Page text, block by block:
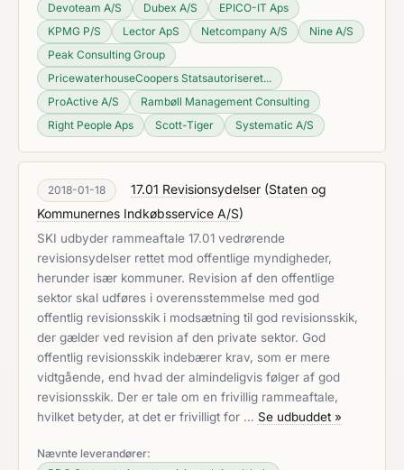
Devoteam A/S
Dubex A/S
EPICO-IT Aps
KPMG P/S
Lector ApS Netcompany A/S
Nine A/S
Peak Consulting Group
PricewaterhouseCoopers Statsautoriseret...
ProActive A/S
Rambøll Management Consulting
Right People Aps
Scott-Tiger Systematic A/S
2018-01-18 17.01 Revisionsydelser (Staten og
Kommunernes Indkøbsservice A/S)
SKI udbyder rammeaftale 17.01 vedrørende
revisionsydelser rettet mod offentlige myndigheder,
herunder især kommuner. Revision af den offentlige
sektor skal udføres i overensstemmelse med god
offentlig revisionsskik i modsætning til god revisionsskik,
der gælder ved revision af den private sektor. God
offentlig revisionsskik indebærer krav, som er mere
vidtgående, end hvad der almindeligvis følger af god
revisionsskik. Der er tale om en frivillig rammeaftale,
hvilket betyder, at det er frivilligt for … Se udbuddet »
Nævnte leverandører: